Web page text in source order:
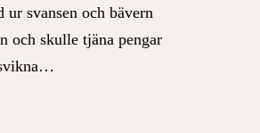
ur svansenoch bävern
och skulle tjäna pengar